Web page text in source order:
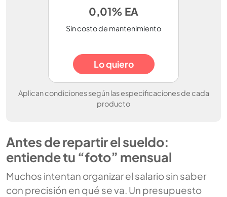
0,01% EA
Sin costo de mantenimiento
Lo quiero
Aplican condiciones según las especificaciones de cada
producto
Antes de repartir el sueldo:
entiende tu “foto” mensual
Muchos intentan organizar el salario sin saber
con precisión en qué se va. Un presupuesto